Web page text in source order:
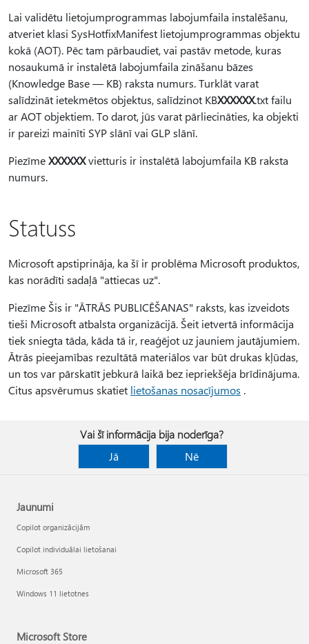
Lai validētu lietojumprogrammas labojumfaila instalēšanu,
atveriet klasi SysHotfixManifest lietojumprogrammas objektu
kokā (AOT). Pēc tam pārbaudiet, vai pastāv metode, kuras
nosaukumā ir instalētā labojumfaila zināšanu bāzes
(Knowledge Base — KB) raksta numurs. Turklāt varat
salīdzināt ietekmētos objektus, salīdzinot KBXXXXXX.txt failu
ar AOT objektiem. To darot, jūs varat pārliecināties, ka objekti
ir pareizi mainīti SYP slānī vai GLP slānī.
PiezīmeXXXXXXvietturis ir instalētā labojumfaila KB raksta
numurs.
Statuss
Microsoft apstiprināja, ka šī ir problēma Microsoft produktos,
kas norādīti sadaļā "attiecas uz".
Piezīme Šis ir "ĀTRĀS PUBLICĒŠANAS" raksts, kas izveidots
tieši Microsoft atbalsta organizācijā. Šeit ietvertā informācija
tiek sniegta tāda, kāda tā ir, reaģējot uz jauniem jautājumiem.
Ātrās pieejamības rezultātā materiālos var būt drukas kļūdas,
un tos var pārskatīt jebkurā laikā bez iepriekšēja brīdinājuma.
Citus apsvērumus skatiet lietošanas nosacījumos .
Vai šī informācija bija noderīga?
Jā
Nē
Jaunumi
Copilot organizācijām
Copilot individuālai lietošanai
Microsoft 365
Windows 11 lietotnes
Microsoft Store